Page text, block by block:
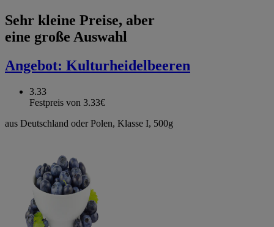
Sehr kleine Preise, aber
eine große Auswahl
Angebot: Kulturheidelbeeren
3.33
Festpreis von 3.33€
aus Deutschland oder Polen, Klasse I, 500g